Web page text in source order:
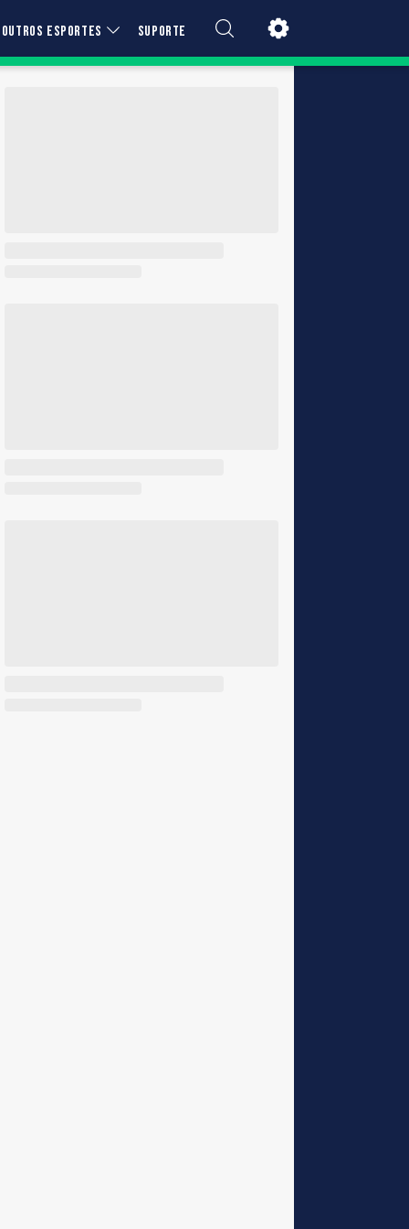
OUTROS ESPORTES SUPORTE